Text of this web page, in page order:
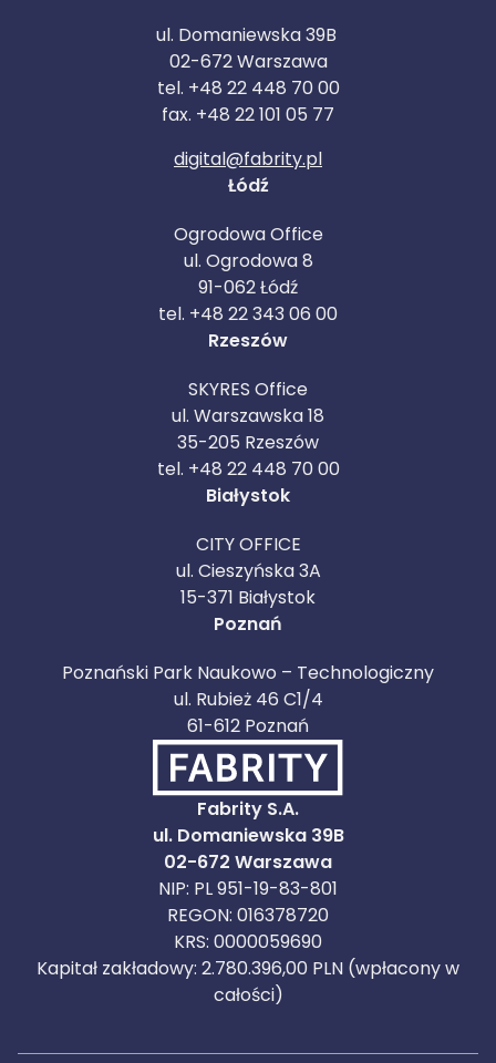
ul. Domaniewska 39B
02-672 Warszawa
tel. +48 22 448 70 00
fax. +48 22 101 05 77
digital@fabrity.pl
Łódź
Ogrodowa Office
ul. Ogrodowa 8
91-062 Łódź
tel. +48 22 343 06 00
Rzeszów
SKYRES Office
ul. Warszawska 18
35-205 Rzeszów
tel. +48 22 448 70 00
Białystok
CITY OFFICE
ul. Cieszyńska 3A
15-371 Białystok
Poznań
Poznański Park Naukowo – Technologiczny
ul. Rubież 46 C1/4
61-612 Poznań
Fabrity S.A.
ul. Domaniewska 39B
02-672 Warszawa
NIP: PL 951-19-83-801
REGON: 016378720
KRS: 0000059690
Kapitał zakładowy: 2.780.396,00 PLN (wpłacony w
całości)